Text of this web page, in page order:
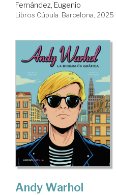
Fernández, Eugenio
Libros Cúpula. Barcelona, 2025
Andy Warhol